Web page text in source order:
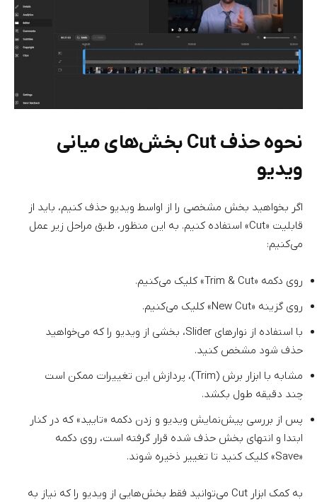
نحوه حذف Cut بخش‌های میانی
ویدیو
اگر بخواهید بخش مشخصی را از اواسط ویدیو حذف کنیم، باید از
قابلیت «Cut» استفاده کنیم. به این منظور، طبق مراحل زیر عمل
می‌کنیم:
روی دکمه «Trim & Cut» کلیک می‌کنیم.
روی گزینه «New Cut» کلیک می‌کنیم.
با استفاده از نوارهای Slider، بخشی از ویدیو را که می‌خواهید
حذف شود مشخص کنید.
مشابه با ابزار برش (Trim)، پردازش این تغییرات ممکن است
چند دقیقه طول بکشد.
پس از بررسی پیش‌نمایش ویدیو و زدن دکمه «تایید» که در کنار
ابتدا و انتهای بخش حذف شده قرار گرفته است، روی دکمه
«Save» کلیک کنید تا تغییر ذخیره شوند.
به کمک ابزار Cut می‌توانید فقط بخش‌هایی از ویدیو را که نیاز به